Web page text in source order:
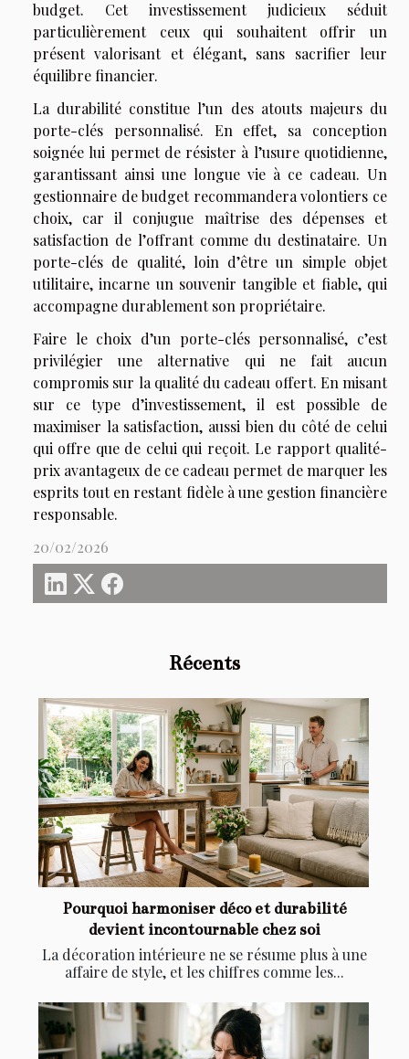
Récents
Pourquoi harmoniser déco et durabilité
devient incontournable chez soi
La décoration intérieure ne se résume plus à une
affaire de style, et les chiffres comme les...
budget. Cet investissement judicieux séduit
particulièrement ceux qui souhaitent offrir un
présent valorisant et élégant, sans sacrifier leur
équilibre financier.
La durabilité constitue l’un des atouts majeurs du
porte-clés personnalisé. En effet, sa conception
soignée lui permet de résister à l’usure quotidienne,
garantissant ainsi une longue vie à ce cadeau. Un
gestionnaire de budget recommandera volontiers ce
choix, car il conjugue maîtrise des dépenses et
satisfaction de l’offrant comme du destinataire. Un
porte-clés de qualité, loin d’être un simple objet
utilitaire, incarne un souvenir tangible et fiable, qui
accompagne durablement son propriétaire.
Faire le choix d’un porte-clés personnalisé, c’est
privilégier une alternative qui ne fait aucun
compromis sur la qualité du cadeau offert. En misant
sur ce type d’investissement, il est possible de
maximiser la satisfaction, aussi bien du côté de celui
qui offre que de celui qui reçoit. Le rapport qualité-
prix avantageux de ce cadeau permet de marquer les
esprits tout en restant fidèle à une gestion financière
responsable.
20/02/2026